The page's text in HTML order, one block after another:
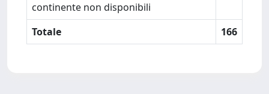
continente non disponibili
Totale 166